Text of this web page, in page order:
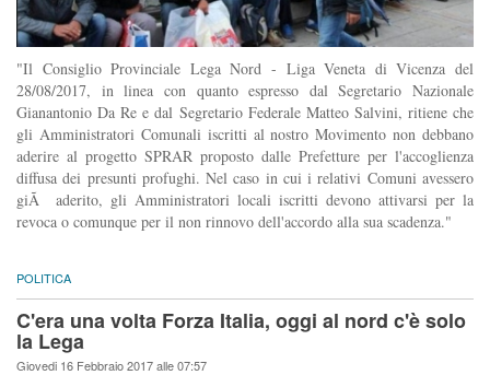
"Il Consiglio Provinciale Lega Nord - Liga Veneta di Vicenza del
28/08/2017, in linea con quanto espresso dal Segretario Nazionale
Gianantonio Da Re e dal Segretario Federale Matteo Salvini, ritiene che
gli Amministratori Comunali iscritti al nostro Movimento non debbano
aderire al progetto SPRAR proposto dalle Prefetture per l'accoglienza
diffusa dei presunti profughi. Nel caso in cui i relativi Comuni avessero
giÃ aderito, gli Amministratori locali iscritti devono attivarsi per la
revoca o comunque per il non rinnovo dell'accordo alla sua scadenza."
POLITICA
C'era una volta Forza Italia, oggi al nord c'è solo
la Lega
Giovedi 16 Febbraio 2017 alle 07:57